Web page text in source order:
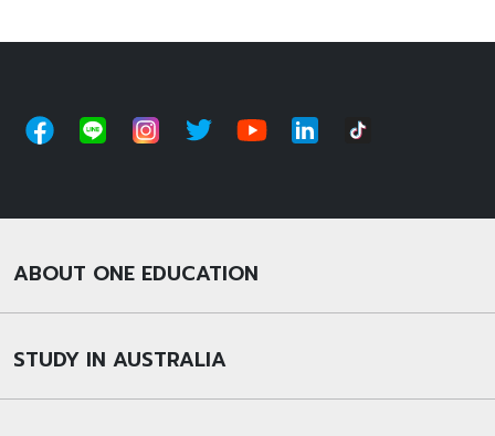
ABOUT ONE EDUCATION
STUDY IN AUSTRALIA